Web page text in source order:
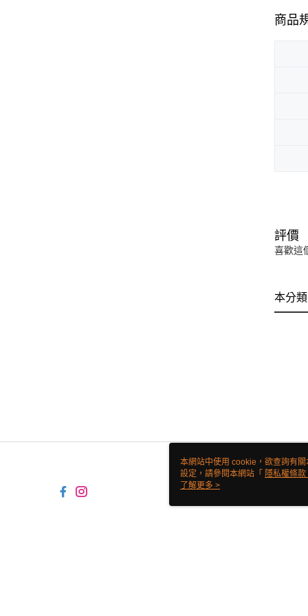
商品
評價
喜歡這
本分
本網站中使用 cookie，欲查詢有
設定，請參閱本網站「 隱私權條款
使用 cookie。
了解更多 >